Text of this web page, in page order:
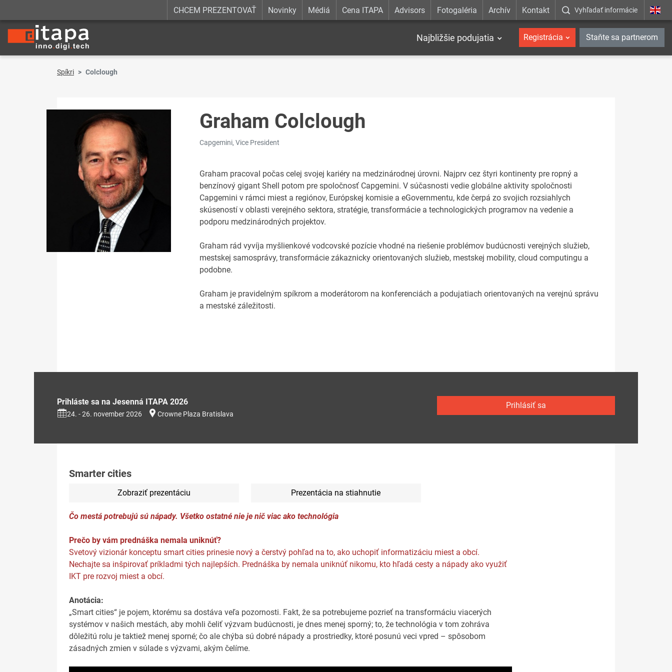
CHCEM PREZENTOVAŤ Novinky Médiá Cena ITAPA Advisors Fotogaléria Archív Kontakt Vyhľadať informácie
Najbližšie podujatia Registrácia Staňte sa partnerom
Spíkri Colclough
Graham Colclough
Capgemini, Vice President
Graham pracoval počas celej svojej kariéry na medzinárodnej úrovni. Najprv cez štyri kontinenty pre ropný a
benzínový gigant Shell potom pre spoločnosť Capgemini. V súčasnosti vedie globálne aktivity spoločnosti
Capgemini v rámci miest a regiónov, Európskej komisie a eGovernmentu, kde čerpá zo svojich rozsiahlych
skúseností v oblasti verejného sektora, stratégie, transformácie a technologických programov na vedenie a
podporu medzinárodných projektov.
Graham rád vyvíja myšlienkové vodcovské pozície vhodné na riešenie problémov budúcnosti verejných služieb,
mestskej samosprávy, transformácie zákaznicky orientovaných služieb, mestskej mobility, cloud computingu a
podobne.
Graham je pravidelným spíkrom a moderátorom na konferenciách a podujatiach orientovaných na verejnú správu
a mestské záležitosti.
Prihláste sa na Jesenná ITAPA 2026
24. - 26. november 2026 Crowne Plaza Bratislava
Prihlásiť sa
Smarter cities
Zobraziť prezentáciu Prezentácia na stiahnutie
Čo mestá potrebujú sú nápady. Všetko ostatné nie je nič viac ako technológia
Prečo by vám prednáška nemala uniknúť?
Svetový vizionár konceptu smart cities prinesie nový a čerstvý pohľad na to, ako uchopiť informatizáciu miest a obcí.
Nechajte sa inšpirovať príkladmi tých najlepších. Prednáška by nemala uniknúť nikomu, kto hľadá cesty a nápady ako využiť
IKT pre rozvoj miest a obcí.
Anotácia:
„Smart cities“ je pojem, ktorému sa dostáva veľa pozornosti. Fakt, že sa potrebujeme pozrieť na transformáciu viacerých
systémov v našich mestách, aby mohli čeliť výzvam budúcnosti, je dnes menej sporný; to, že technológia v tom zohráva
dôležitú rolu je taktiež menej sporné; čo ale chýba sú dobré nápady a prostriedky, ktoré posunú veci vpred – spôsobom
zásadných zmien v súlade s výzvami, akým čelíme.